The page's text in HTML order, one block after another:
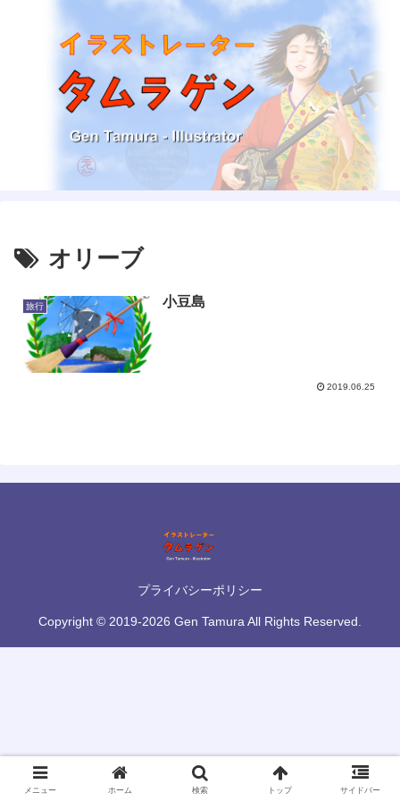
オリーブ
旅行 小豆島
2019.06.25
プライバシーポリシー
Copyright © 2019-2026 Gen Tamura All Rights Reserved.
メニュー ホーム 検索 トップ サイドバー